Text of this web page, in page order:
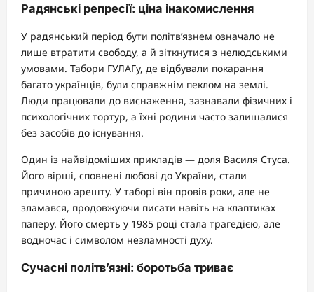
Радянські репресії: ціна інакомислення
У радянський період бути політв’язнем означало не
лише втратити свободу, а й зіткнутися з нелюдськими
умовами. Табори ГУЛАГу, де відбували покарання
багато українців, були справжнім пеклом на землі.
Люди працювали до виснаження, зазнавали фізичних і
психологічних тортур, а їхні родини часто залишалися
без засобів до існування.
Один із найвідоміших прикладів — доля Василя Стуса.
Його вірші, сповнені любові до України, стали
причиною арешту. У таборі він провів роки, але не
зламався, продовжуючи писати навіть на клаптиках
паперу. Його смерть у 1985 році стала трагедією, але
водночас і символом незламності духу.
Сучасні політв’язні: боротьба триває